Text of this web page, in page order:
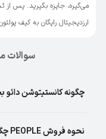
ارزدیجیتال رایگان به کیف
سوالات
چگونه کانستیتوشن دائو
نحوه فروش PEOPLE چگونه است؟